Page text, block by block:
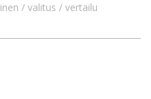
valitus vertailu